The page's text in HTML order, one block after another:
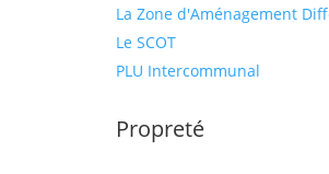
La Zone d'Aménagement
Le SCOT
PLU Intercommunal
Propreté